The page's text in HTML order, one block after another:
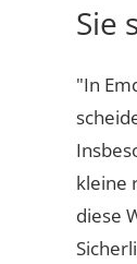
Sie
"In
kleine
diese